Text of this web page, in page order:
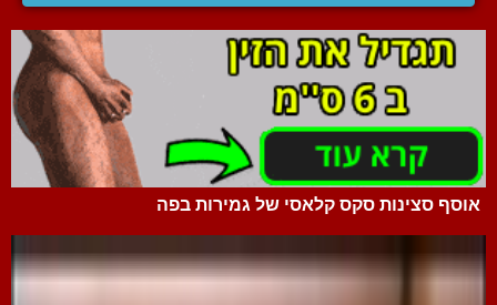
אוסף סצינות סקס קלאסי של גמירות בפה